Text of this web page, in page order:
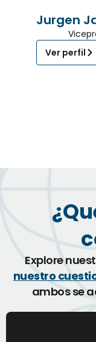
Jurgen
Ver perfil
Explore
nuestro
ambos se